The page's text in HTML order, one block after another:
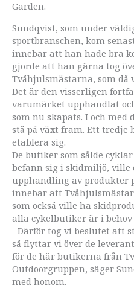
Garden.
Sundqvist, som under
sportbranschen, kom
innebar att han hade bra
gjorde att han gärna tog
Tvåhjulsmästarna, som då
Det är den visserligen
varumärket upphandlat
som nu skapats. I och
stå på växt fram. Ett tredje
etablera sig.
De butiker som sålde
befann sig i skidmiljö, ville
upphandling av produkter
innebar att
som också ville ha
alla cykelbutiker är i behov
– Därför tog vi beslutet att
så flyttar vi över de
för de här butikerna från
Outdoorgruppen, säger
med honom.